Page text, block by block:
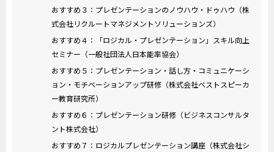
おすすめ３：プレゼンテーションのノウハウ・ドゥハウ（株
式会社リクルートマネジメントソリューションズ）
おすすめ４：「ロジカル・プレゼンテーション」スキル向上
セミナー（一般社団法人日本能率協会）
おすすめ５：プレゼンテーション・話し方・コミュニケーシ
ョン・モチベーションアップ研修（株式会社ベストスピーカ
ー教育研究所）
おすすめ６：プレゼンテーション研修（ビジネスコンサルタ
ント株式会社）
おすすめ７：ロジカルプレゼンテーション講座（株式会社シ